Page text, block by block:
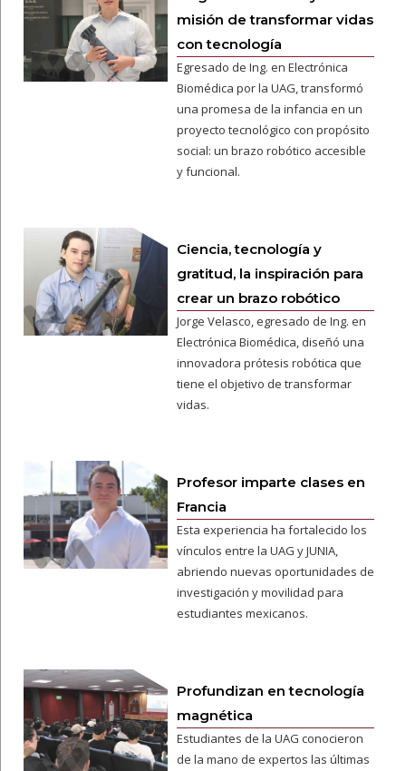
misión de transformar vidas
con tecnología
Egresado de Ing. en Electrónica
Biomédica por la UAG, transformó
una promesa de la infancia en un
proyecto tecnológico con propósito
social: un brazo robótico accesible
y funcional.
Ciencia, tecnología y
gratitud, la inspiración para
crear un brazo robótico
Jorge Velasco, egresado de Ing. en
Electrónica Biomédica, diseñó una
innovadora prótesis robótica que
tiene el objetivo de transformar
vidas.
Profesor imparte clases en
Francia
Esta experiencia ha fortalecido los
vínculos entre la UAG y JUNIA,
abriendo nuevas oportunidades de
investigación y movilidad para
estudiantes mexicanos.
Profundizan en tecnología
magnética
Estudiantes de la UAG conocieron
de la mano de expertos las últimas